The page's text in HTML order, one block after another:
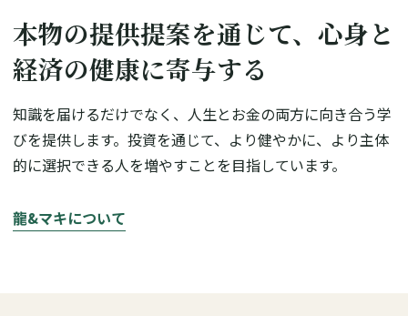
本物の提供提案を通じて、心身と
経済の健康に寄与する
知識を届けるだけでなく、人生とお金の両方に向き合う学
びを提供します。投資を通じて、より健やかに、より主体
的に選択できる人を増やすことを目指しています。
龍&マキについて